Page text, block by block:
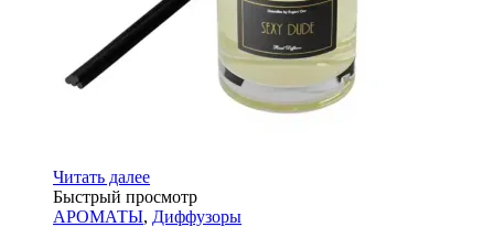
Читать далее
Быстрый просмотр
АРОМАТЫ, Диффузоры